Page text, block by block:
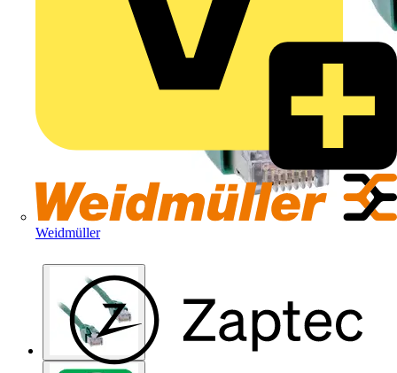
Weidmüller